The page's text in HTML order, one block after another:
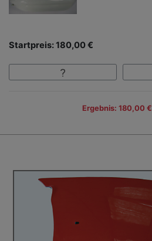
Startpreis: 180,00 €
Ergebnis: 180,00 €